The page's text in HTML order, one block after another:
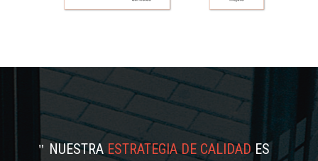
NUESTRAESTRATEGIA DE CALIDADES